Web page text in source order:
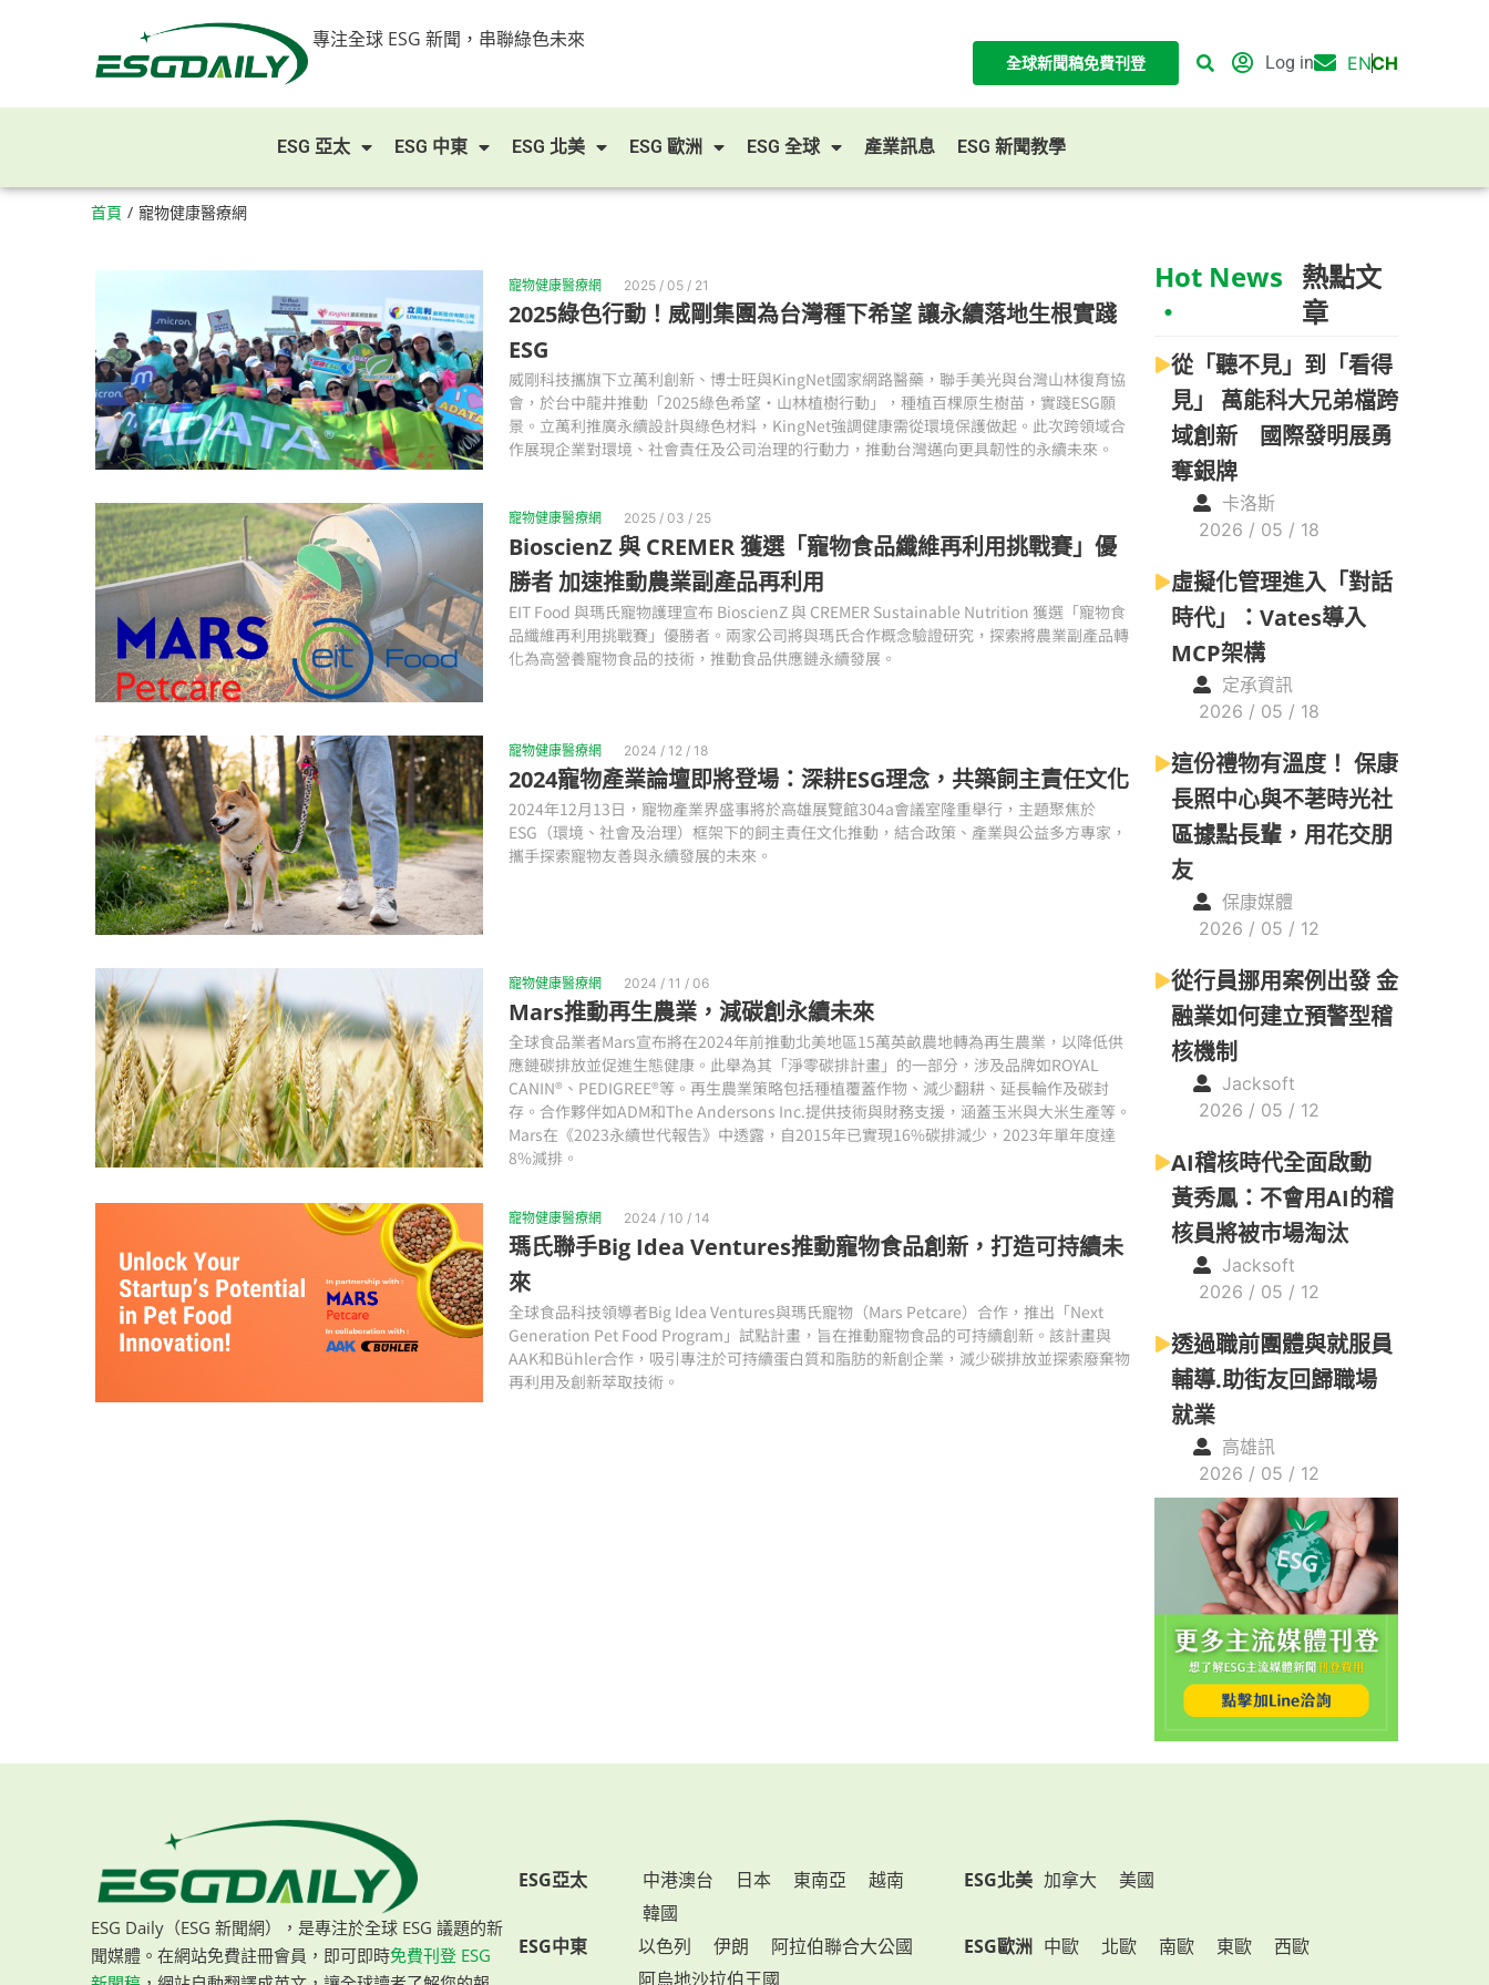
專注全球 ESG 新聞，串聯綠色未來
全球新聞稿免費刊登 Log in ENCH
ESG 亞太 ESG 中東 ESG 北美 ESG 歐洲 ESG 全球 產業訊息 ESG 新聞教學
首頁 / 寵物健康醫療網
寵物健康醫療網 2025 / 05 / 21
2025綠色行動！威剛集團為台灣種下希望 讓永續落地生根實踐
ESG
威剛科技攜旗下立萬利創新、博士旺與KingNet國家網路醫藥，聯手美光與台灣山林復育協
會，於台中龍井推動「2025綠色希望・山林植樹行動」，種植百棵原生樹苗，實踐ESG願
景。立萬利推廣永續設計與綠色材料，KingNet強調健康需從環境保護做起。此次跨領域合
作展現企業對環境、社會責任及公司治理的行動力，推動台灣邁向更具韌性的永續未來。
寵物健康醫療網 2025 / 03 / 25
BioscienZ 與 CREMER 獲選「寵物食品纖維再利用挑戰賽」優
勝者 加速推動農業副產品再利用
EIT Food 與瑪氏寵物護理宣布 BioscienZ 與 CREMER Sustainable Nutrition 獲選「寵物食
品纖維再利用挑戰賽」優勝者。兩家公司將與瑪氏合作概念驗證研究，探索將農業副產品轉
化為高營養寵物食品的技術，推動食品供應鏈永續發展。
寵物健康醫療網 2024 / 12 / 18
2024寵物產業論壇即將登場：深耕ESG理念，共築飼主責任文化
2024年12月13日，寵物產業界盛事將於高雄展覽館304a會議室隆重舉行，主題聚焦於
ESG（環境、社會及治理）框架下的飼主責任文化推動，結合政策、產業與公益多方專家，
攜手探索寵物友善與永續發展的未來。
寵物健康醫療網 2024 / 11 / 06
Mars推動再生農業，減碳創永續未來
全球食品業者Mars宣布將在2024年前推動北美地區15萬英畝農地轉為再生農業，以降低供
應鏈碳排放並促進生態健康。此舉為其「淨零碳排計畫」的一部分，涉及品牌如ROYAL
CANIN®、PEDIGREE®等。再生農業策略包括種植覆蓋作物、減少翻耕、延長輪作及碳封
存。合作夥伴如ADM和The Andersons Inc.提供技術與財務支援，涵蓋玉米與大米生產等。
Mars在《2023永續世代報告》中透露，自2015年已實現16%碳排減少，2023年單年度達
8%減排。
寵物健康醫療網 2024 / 10 / 14
瑪氏聯手Big Idea Ventures推動寵物食品創新，打造可持續未
來
全球食品科技領導者Big Idea Ventures與瑪氏寵物（Mars Petcare）合作，推出「Next
Generation Pet Food Program」試點計畫，旨在推動寵物食品的可持續創新。該計畫與
AAK和Bühler合作，吸引專注於可持續蛋白質和脂肪的新創企業，減少碳排放並探索廢棄物
再利用及創新萃取技術。
Hot News
‧
熱點文
章
從「聽不見」到「看得
見」 萬能科大兄弟檔跨
域創新 國際發明展勇
奪銀牌
卡洛斯
2026 / 05 / 18
虛擬化管理進入「對話
時代」：Vates導入
MCP架構
定承資訊
2026 / 05 / 18
這份禮物有溫度！ 保康
長照中心與不荖時光社
區據點長輩，用花交朋
友
保康媒體
2026 / 05 / 12
從行員挪用案例出發 金
融業如何建立預警型稽
核機制
Jacksoft
2026 / 05 / 12
AI稽核時代全面啟動
黃秀鳳：不會用AI的稽
核員將被市場淘汰
Jacksoft
2026 / 05 / 12
透過職前團體與就服員
輔導.助街友回歸職場
就業
高雄訊
2026 / 05 / 12
ESG Daily（ESG 新聞網），是專注於全球 ESG 議題的新
聞媒體。在網站免費註冊會員，即可即時免費刊登 ESG
ESG亞太 中港澳台 日本 東南亞
越南
韓國
ESG北美 加拿大 美國
ESG中東 以色列 伊朗
阿拉伯聯合大公國
阿烏地沙拉伯王國
ESG歐洲 中歐 北歐 南歐 東歐 西歐